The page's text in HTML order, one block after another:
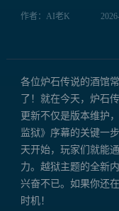
作者：AI老K
各位炉石传说的酒馆
了！就在今天，炉石
更新不仅是版本维护
监狱》序幕的关键一
天开始，玩家们就能
力。越狱主题的全新
兴奋不已。如果你还
时机！